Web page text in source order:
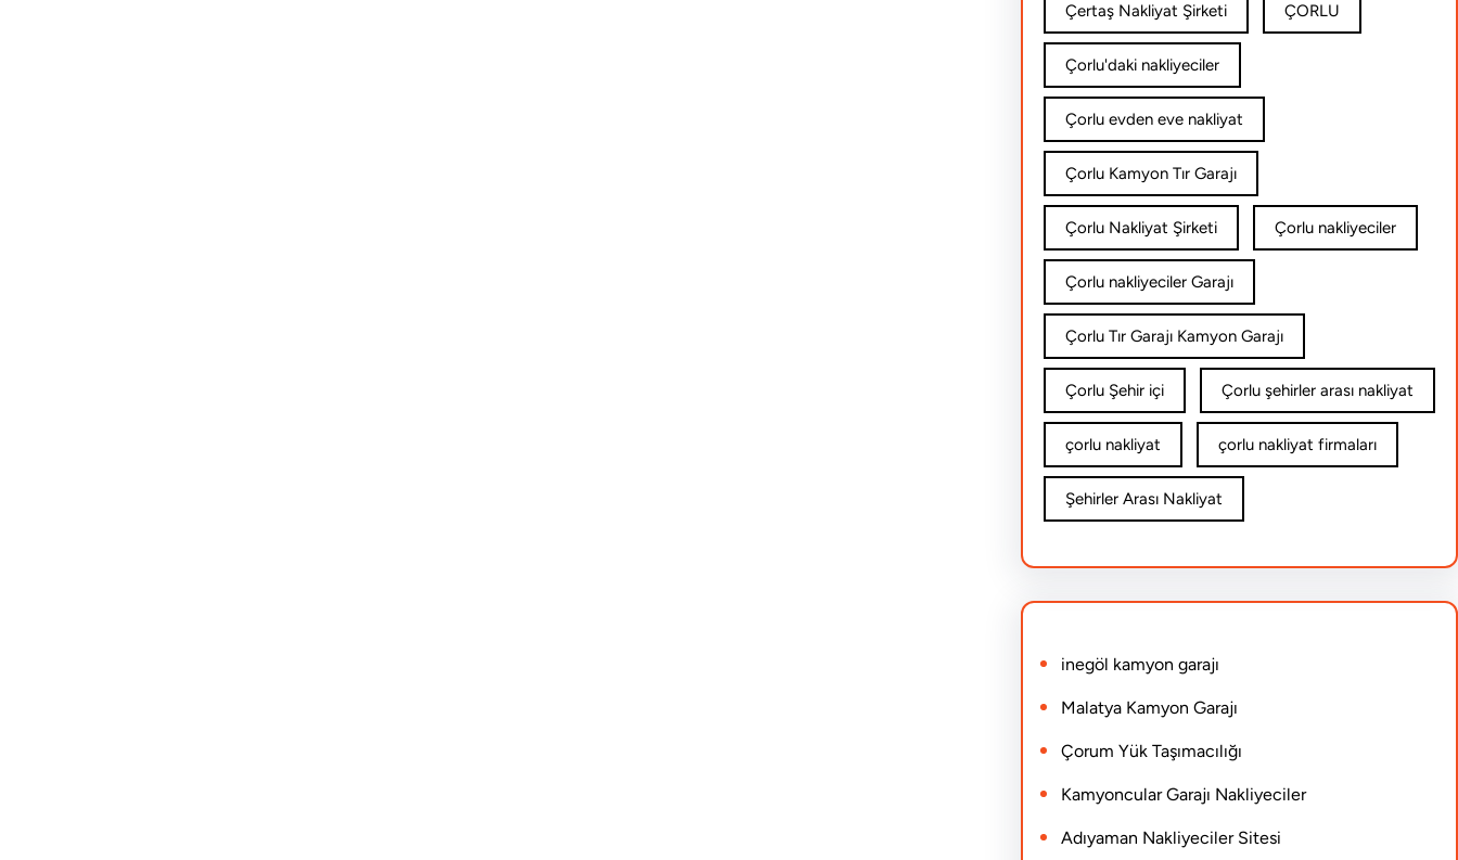
Çertaş Nakliyat Şirketi ÇORLU
Çorlu'daki nakliyeciler
Çorlu evden eve nakliyat
Çorlu Kamyon Tır Garajı
Çorlu Nakliyat Şirketi Çorlu nakliyeciler
Çorlu nakliyeciler Garajı
Çorlu Tır Garajı Kamyon Garajı
Çorlu Şehir içi Çorlu şehirler arası nakliyat
çorlu nakliyat çorlu nakliyat firmaları
Şehirler Arası Nakliyat
inegöl kamyon garajı
Malatya Kamyon Garajı
Çorum Yük Taşımacılığı
Kamyoncular Garajı Nakliyeciler
Adıyaman Nakliyeciler Sitesi